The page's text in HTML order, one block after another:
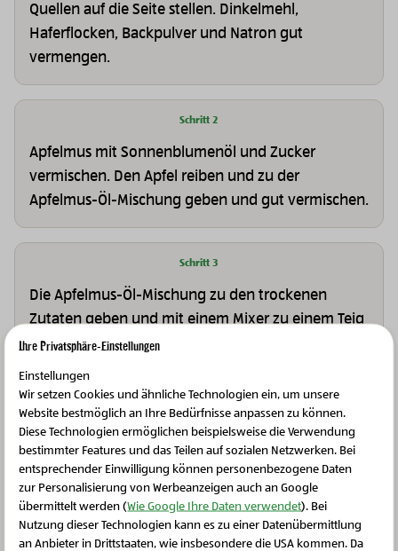
Quellen auf die Seite stellen. Dinkelmehl,
Haferflocken, Backpulver und Natron gut
vermengen.
Schritt 2
Apfelmus mit Sonnenblumenöl und Zucker
vermischen. Den Apfel reiben und zu der
Apfelmus-Öl-Mischung geben und gut vermischen.
Schritt 3
Die Apfelmus-Öl-Mischung zu den trockenen
Zutaten geben und mit einem Mixer zu einem Teig
rühren. Ggf. etwas Haferdrink hinzufügen, falls
noch Flüssigkeit benötigt wird.
Schritt 4
Bei 180° Grad ca. 25 Minuten backen.
Ihre Privatsphäre-Einstellungen
Einstellungen
Wir setzen Cookies und ähnliche Technologien ein, um unsere
Website bestmöglich an Ihre Bedürfnisse anpassen zu können.
Diese Technologien ermöglichen beispielsweise die Verwendung
bestimmter Features und das Teilen auf sozialen Netzwerken. Bei
entsprechender Einwilligung können personenbezogene Daten
zur Personalisierung von Werbeanzeigen auch an Google
übermittelt werden (Wie Google Ihre Daten verwendet). Bei
Nutzung dieser Technologien kann es zu einer Datenübermittlung
an Anbieter in Drittstaaten, wie insbesondere die USA kommen. Da